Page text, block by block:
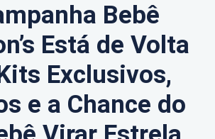
Bebê
Está de Volta
Exclusivos,
e a Chance do